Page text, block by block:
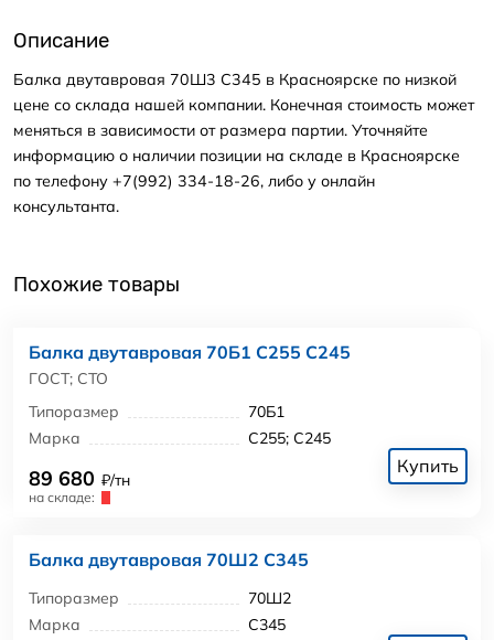
Описание
Балка двутавровая 70Ш3 С345 в Красноярске по низкой
цене со склада нашей компании. Конечная стоимость может
меняться в зависимости от размера партии. Уточняйте
информацию о наличии позиции на складе в Красноярске
по телефону +7(992) 334-18-26, либо у онлайн
консультанта.
Похожие товары
Балка двутавровая 70Б1 С255 С245
ГОСТ; СТО
Типоразмер
70Б1
Марка
С255; С245
89 680 ₽/тн
на складе:
Купить
Балка двутавровая 70Ш2 С345
Типоразмер
70Ш2
Марка
С345